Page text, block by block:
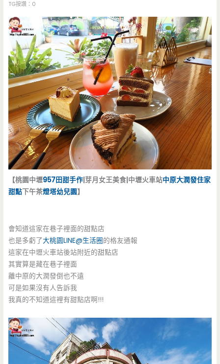
TG按讚：0
【桃園中壢957田甜手作|芽月女王美食|中壢火車站中原大潤發住家
甜點下午茶燈塔幼兒園】
會知道這家在巷子裡面的甜點店
也是多虧了大桃園LINE@生活圈的格友通報
這家在中壢火車站後站附近的甜點店
其實算是藏在巷子裡面
離中原的大潤發倒也不遠
可是如果沒有人告訴我
我真的不知道這裡有甜點店啊!!!